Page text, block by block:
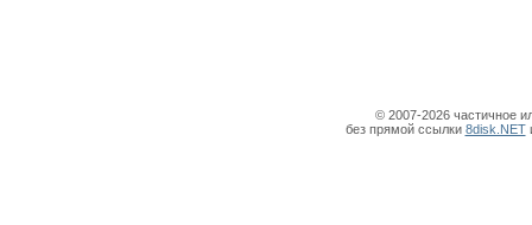
© 2007-2026 частичное
без прямой ссылки 8disk.NET